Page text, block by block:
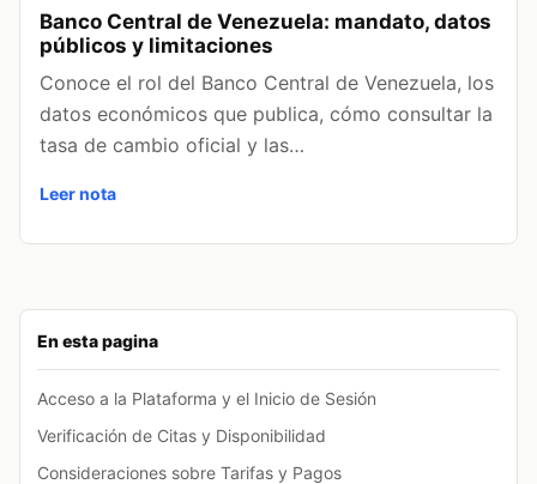
En esta pagina
Acceso a la Plataforma y el Inicio de Sesión
Verificación de Citas y Disponibilidad
Consideraciones sobre Tarifas y Pagos
Banco Central de Venezuela: mandato, datos
públicos y limitaciones
Conoce el rol del Banco Central de Venezuela, los
datos económicos que publica, cómo consultar la
tasa de cambio oficial y las…
Leer nota